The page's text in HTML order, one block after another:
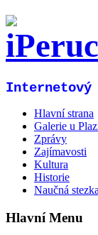
Internetový
Hlavní strana
Galerie u
Zprávy
Zajímavosti
Kultura
Historie
Naučná stezka
Hlavní Menu